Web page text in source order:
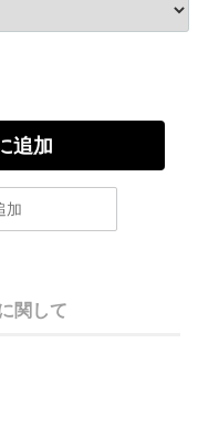
追加
加
関して